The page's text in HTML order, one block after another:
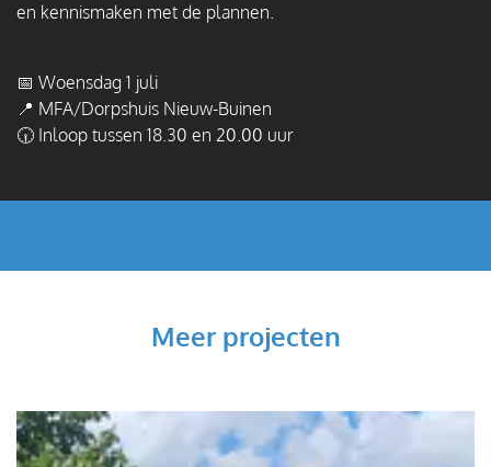
en kennismaken met de plannen.
📅 Woensdag 1 juli
📍 MFA/Dorpshuis Nieuw-Buinen
🕡 Inloop tussen 18.30 en 20.00 uur
Meer projecten